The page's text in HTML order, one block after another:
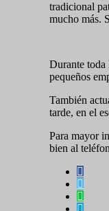
tradicional
mucho más.
Durante toda
pequeños
También
tarde, en el
Para mayor
bien al